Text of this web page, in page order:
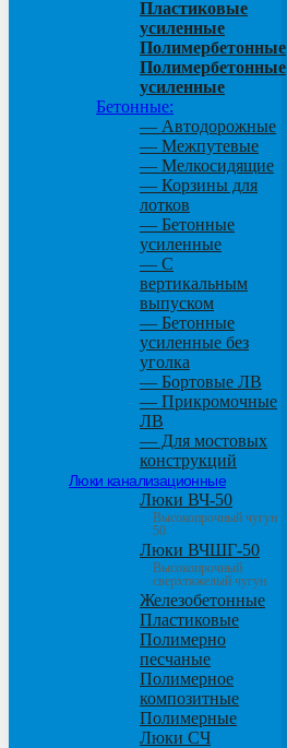
Пластиковые
усиленные
Полимербетонные
Полимербетонные
усиленные
Бетонные:
— Автодорожные
— Межпутевые
— Мелкосидящие
— Корзины для
лотков
— Бетонные
усиленные
— С
вертикальным
выпуском
— Бетонные
усиленные без
уголка
— Бортовые ЛВ
— Прикромочные
ЛВ
— Для мостовых
конструкций
Люки канализационные
Люки ВЧ-50
Высокопрочный чугун
50
Люки ВЧШГ-50
Высокопрочный
сверхтяжелый чугун
Железобетонные
Пластиковые
Полимерно
песчаные
Полимерное
композитные
Полимерные
Люки СЧ